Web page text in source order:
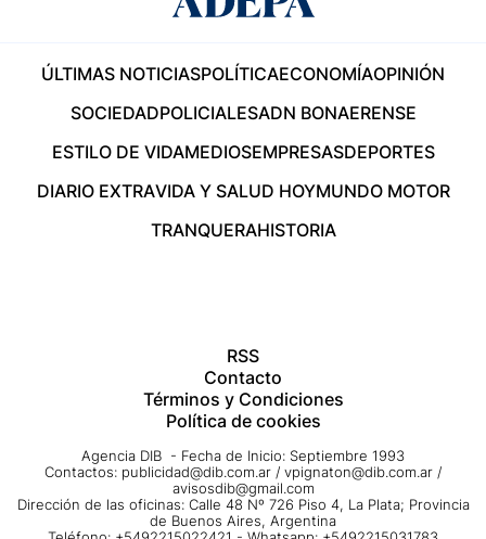
ÚLTIMAS NOTICIASPOLÍTICAECONOMÍAOPINIÓN
SOCIEDADPOLICIALESADN BONAERENSE
ESTILO DE VIDAMEDIOSEMPRESASDEPORTES
DIARIO EXTRAVIDA Y SALUD HOYMUNDO MOTOR
TRANQUERAHISTORIA
RSS
Contacto
Términos y Condiciones
Política de cookies
Agencia DIB - Fecha de Inicio: Septiembre 1993
Contactos: publicidad@dib.com.ar / vpignaton@dib.com.ar /
avisosdib@gmail.com
Dirección de las oficinas: Calle 48 Nº 726 Piso 4, La Plata; Provincia
de Buenos Aires, Argentina